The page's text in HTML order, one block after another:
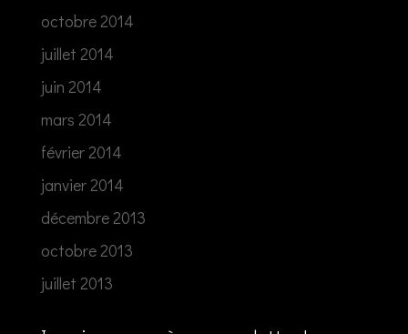
octobre 2014
juillet 2014
juin 2014
mars 2014
février 2014
janvier 2014
décembre 2013
octobre 2013
juillet 2013